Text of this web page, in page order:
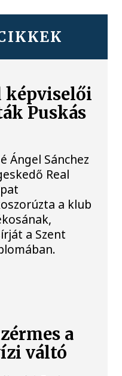
képviselői
Puskás
Ángel Sánchez
Real
a klub
a Szent
a
váltó